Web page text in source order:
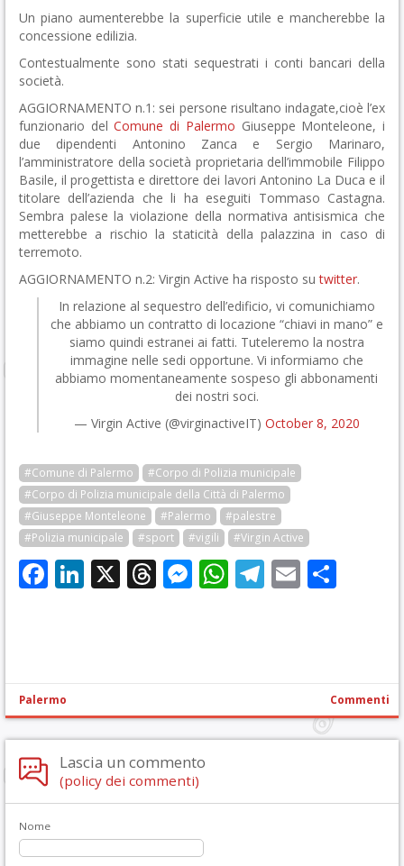
Un piano aumenterebbe la superficie utile e mancherebbe la
concessione edilizia.
Contestualmente sono stati sequestrati i conti bancari della
società.
AGGIORNAMENTO n.1: sei persone risultano indagate,cioè l’ex
funzionario delComune di Palermo Giuseppe Monteleone, i
due dipendenti Antonino Zanca e Sergio Marinaro,
l’amministratore della società proprietaria dell’immobile Filippo
Basile, il progettista e direttore dei lavori Antonino La Duca e il
titolare dell’azienda che li ha eseguiti Tommaso Castagna.
Sembra palese la violazione della normativa antisismica che
metterebbe a rischio la staticità della palazzina in caso di
terremoto.
AGGIORNAMENTO n.2: Virgin Active ha risposto sutwitter.
In relazione al sequestro dell’edificio, vi comunichiamo
che abbiamo un contratto di locazione “chiavi in mano” e
siamo quindi estranei ai fatti. Tuteleremo la nostra
immagine nelle sedi opportune. Vi informiamo che
abbiamo momentaneamente sospeso gli abbonamenti
dei nostri soci.
— Virgin Active (@virginactiveIT) October 8, 2020
#Comune di Palermo
#Corpo di Polizia municipale
#Corpo di Polizia municipale della Città di Palermo
#Giuseppe Monteleone
#Palermo
#palestre
#Polizia municipale
#sport #vigili #Virgin Active
Facebook
LinkedIn
X Threads
Messenger
WhatsApp
Telegram
Email
Palermo Commenti
Lascia un commento
(policy dei commenti)
Nome